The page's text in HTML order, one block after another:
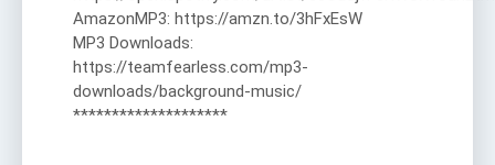
AmazonMP3: https://amzn.to/3hFxEsW
MP3 Downloads:
https://teamfearless.com/mp3-
downloads/background-music/
********************